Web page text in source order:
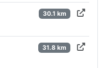
30.1 km
31.8 km